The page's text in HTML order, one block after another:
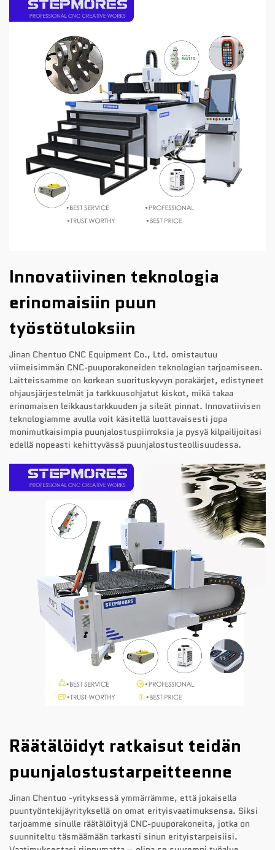
Innovatiivinen teknologia
erinomaisiin puun
työstötuloksiin
Jinan Chentuo CNC Equipment Co., Ltd. omistautuu
viimeisimmän CNC-puuporakoneiden teknologian tarjoamiseen.
Laitteissamme on korkean suorituskyvyn porakärjet, edistyneet
ohjausjärjestelmät ja tarkkuusohjatut kiskot, mikä takaa
erinomaisen leikkaustarkkuuden ja sileät pinnat. Innovatiivisen
teknologiamme avulla voit käsitellä luottavaisesti jopa
monimutkaisimpia puunjalostuspiirroksia ja pysyä kilpailijoitasi
edellä nopeasti kehittyvässä puunjalostusteollisuudessa.
Räätälöidyt ratkaisut teidän
puunjalostustarpeitteenne
Jinan Chentuo -yrityksessä ymmärrämme, että jokaisella
puuntyöntekijäyrityksellä on omat erityisvaatimuksensa. Siksi
tarjoamme sinulle räätälöityjä CNC-puuporakoneita, jotka on
suunniteltu täsmäämään tarkasti sinun erityistarpeisiisi.